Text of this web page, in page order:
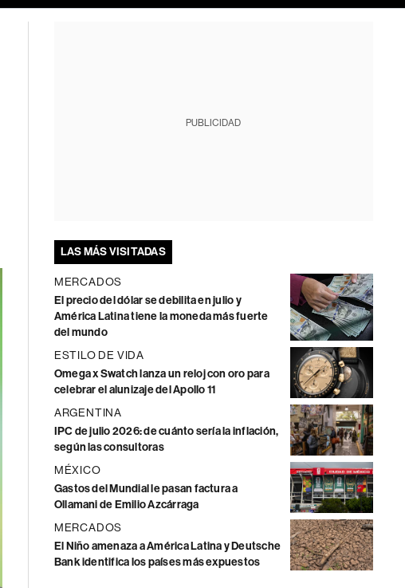
PUBLICIDAD
LAS MÁS VISITADAS
MERCADOS
El precio del dólar se debilita en julio y
América Latina tiene la moneda más fuerte
del mundo
ESTILO DE VIDA
Omega x Swatch lanza un reloj con oro para
celebrar el alunizaje del Apollo 11
ARGENTINA
IPC de julio 2026: de cuánto sería la inflación,
según las consultoras
MÉXICO
Gastos del Mundial le pasan factura a
Ollamani de Emilio Azcárraga
MERCADOS
El Niño amenaza a América Latina y Deutsche
Bank identifica los países más expuestos